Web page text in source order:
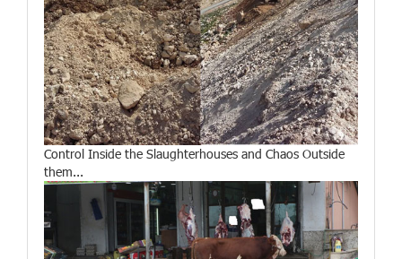
Control Inside the Slaughterhouses and Chaos Outside
them...